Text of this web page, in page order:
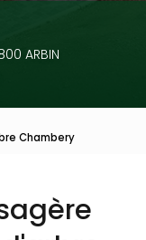
ARBIN
Chambery